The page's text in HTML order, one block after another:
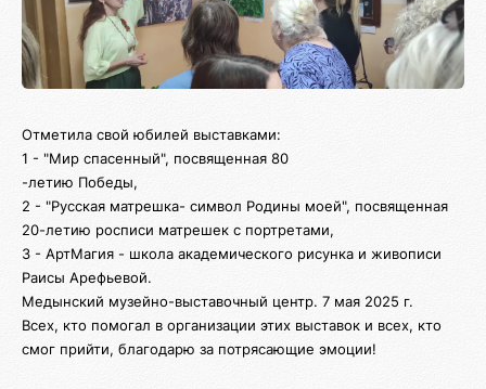
Отметила свой юбилей выставками:
1 - "Мир спасенный", посвященная 80
-летию Победы,
2 - "Русская матрешка- символ Родины моей", посвященная
20-летию росписи матрешек с портретами,
3 - АртМагия - школа академического рисунка и живописи
Раисы Арефьевой.
Медынский музейно-выставочный центр. 7 мая 2025 г.
Всех, кто помогал в организации этих выставок и всех, кто
смог прийти, благодарю за потрясающие эмоции!